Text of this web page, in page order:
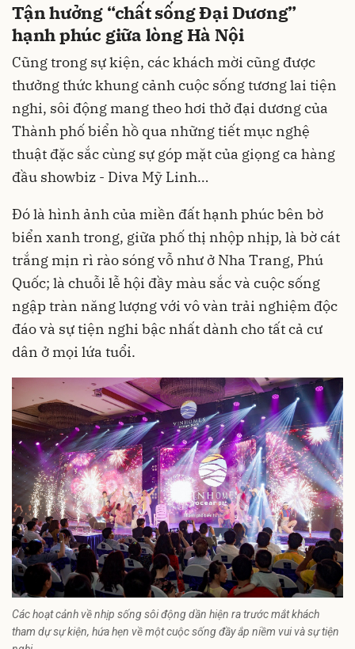
Tận hưởng “chất sống Đại Dương”
hạnh phúc giữa lòng Hà Nội
Cũng trong sự kiện, các khách mời cũng được
thưởng thức khung cảnh cuộc sống tương lai tiện
nghi, sôi động mang theo hơi thở đại dương của
Thành phố biển hồ qua những tiết mục nghệ
thuật đặc sắc cùng sự góp mặt của giọng ca hàng
đầu showbiz - Diva Mỹ Linh…
Đó là hình ảnh của miền đất hạnh phúc bên bờ
biển xanh trong, giữa phố thị nhộp nhịp, là bờ cát
trắng mịn rì rào sóng vỗ như ở Nha Trang, Phú
Quốc; là chuỗi lễ hội đầy màu sắc và cuộc sống
ngập tràn năng lượng với vô vàn trải nghiệm độc
đáo và sự tiện nghi bậc nhất dành cho tất cả cư
dân ở mọi lứa tuổi.
Các hoạt cảnh về nhịp sống sôi động dần hiện ra trước mắt khách
tham dự sự kiện, hứa hẹn về một cuộc sống đầy ắp niềm vui và sự tiện